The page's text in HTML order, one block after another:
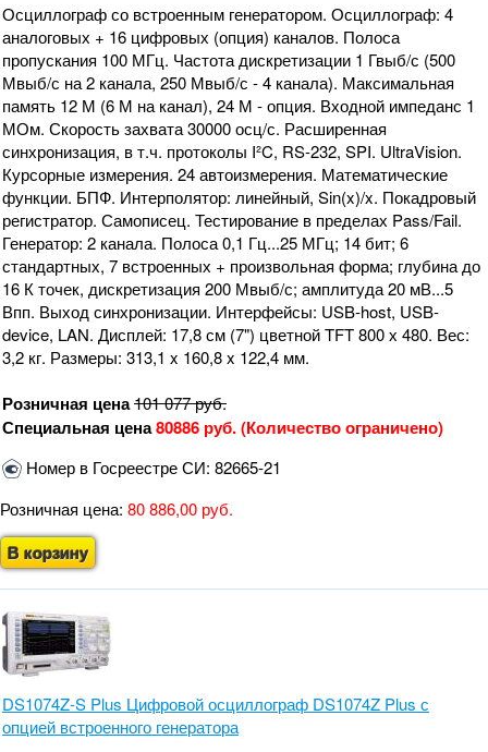
Осциллограф со встроенным генератором. Осциллограф: 4
аналоговых + 16 цифровых (опция) каналов. Полоса
пропускания 100 МГц. Частота дискретизации 1 Гвыб/с (500
Мвыб/с на 2 канала, 250 Мвыб/с - 4 канала). Максимальная
память 12 М (6 М на канал), 24 М - опция. Входной импеданс 1
МОм. Скорость захвата 30000 осц/с. Расширенная
синхронизация, в т.ч. протоколы I²C, RS-232, SPI. UltraVision.
Курсорные измерения. 24 автоизмерения. Математические
функции. БПФ. Интерполятор: линейный, Sin(x)/x. Покадровый
регистратор. Самописец. Тестирование в пределах Pass/Fail.
Генератор: 2 канала. Полоса 0,1 Гц...25 МГц; 14 бит; 6
стандартных, 7 встроенных + произвольная форма; глубина до
16 К точек, дискретизация 200 Мвыб/с; амплитуда 20 мВ...5
Впп. Выход синхронизации. Интерфейсы: USB-host, USB-
device, LAN. Дисплей: 17,8 см (7") цветной TFT 800 х 480. Вес:
3,2 кг. Размеры: 313,1 x 160,8 x 122,4 мм.
Розничная цена101 077руб.
Специальная цена80886 руб. (Количество ограничено)
Номер в Госреестре СИ: 82665-21
Розничная цена: 80 886,00 руб.
В корзину
DS1074Z-S Plus Цифровой осциллограф DS1074Z Plus с
опцией встроенного генератора